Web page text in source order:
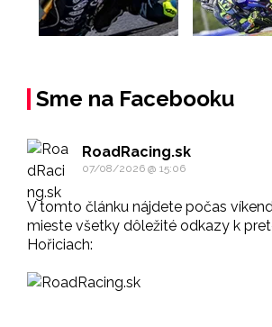
Sme na Facebooku
RoadRacing.sk
07/08/2026 @ 15:06
V tomto článku nájdete počas
mieste všetky dôležité odkazy k
Hořiciach: